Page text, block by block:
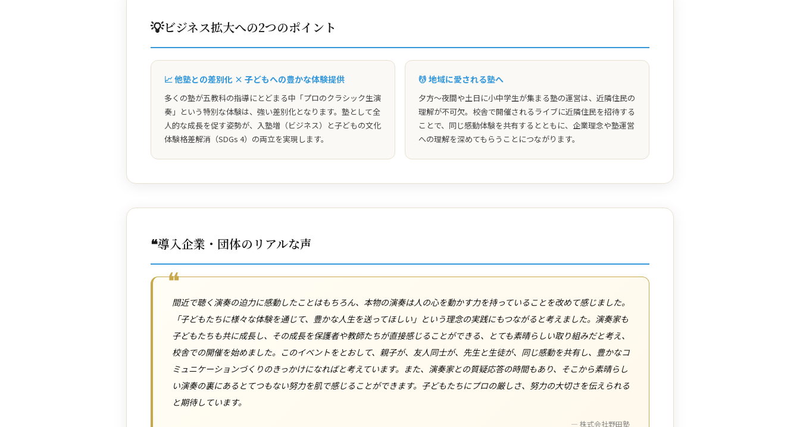
💡ビジネス拡大への2つのポイント
📈 他塾との差別化 × 子どもへの豊かな体験提供
多くの塾が五教科の指導にとどまる中「プロのクラシック生演
奏」という特別な体験は、強い差別化となります。塾として全
人的な成長を促す姿勢が、入塾増（ビジネス）と子どもの文化
体験格差解消（SDGs 4）の両立を実現します。
💆 地域に愛される塾へ
夕方〜夜間や土日に小中学生が集まる塾の運営は、近隣住民の
理解が不可欠。校舎で開催されるライブに近隣住民を招待する
ことで、同じ感動体験を共有するとともに、企業理念や塾運営
への理解を深めてもらうことにつながります。
❝導入企業・団体のリアルな声
間近で聴く演奏の迫力に感動したことはもちろん、本物の演奏は人の心を動かす力を持っていることを改めて感じました。
「子どもたちに様々な体験を通じて、豊かな人生を送ってほしい」という理念の実践にもつながると考えました。演奏家も
子どもたちも共に成長し、その成長を保護者や教師たちが直接感じることができる、とても素晴らしい取り組みだと考え、
校舎での開催を始めました。このイベントをとおして、親子が、友人同士が、先生と生徒が、同じ感動を共有し、豊かなコ
ミュニケーションづくりのきっかけになればと考えています。また、演奏家との質疑応答の時間もあり、そこから素晴らし
い演奏の裏にあるとてつもない努力を肌で感じることができます。子どもたちにプロの厳しさ、努力の大切さを伝えられる
と期待しています。
— 株式会社野田塾